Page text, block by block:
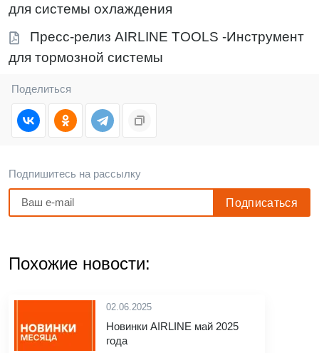
для системы охлаждения
Пресс-релиз AIRLINE TOOLS -Инструмент
для тормозной системы
Поделиться
Подпишитесь на рассылку
Похожие новости:
02.06.2025
Новинки AIRLINE май 2025
года